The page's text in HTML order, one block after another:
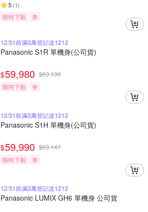
5 (1)
限時下殺 券
12/31前滿3萬登記送1212
Panasonic S1R 單機身(公司貨)
$59,980 $63,136
限時下殺
券
12/31前滿3萬登記送1212
Panasonic S1H 單機身(公司貨)
$59,990 $63,147
限時下殺
券
12/31前滿3萬登記送1212
Panasonic LUMIX GH6 單機身 公司貨